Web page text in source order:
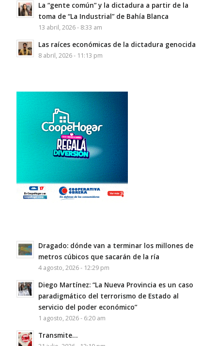
La “gente común” y la dictadura a partir de la
toma de “La Industrial” de Bahía Blanca
13 abril, 2026 - 8:33 am
Las raíces económicas de la dictadura genocida
8 abril, 2026 - 11:13 pm
Dragado: dónde van a terminar los millones de
metros cúbicos que sacarán de la ría
4 agosto, 2026 - 12:29 pm
Diego Martínez: “La Nueva Provincia es un caso
paradigmático del terrorismo de Estado al
servicio del poder económico”
1 agosto, 2026 - 6:20 am
Transmite…